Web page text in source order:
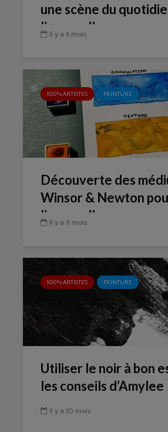
une scène du
l’aquarelle
Il y a 6 mois
100% ARTISTES PEINTURE
Découverte des
Winsor & Newton
l’aquarelle
Il y a 9 mois
100% ARTISTES PEINTURE
Utiliser le noir à bon
les conseils d’Amylee
Il y a 10 mois